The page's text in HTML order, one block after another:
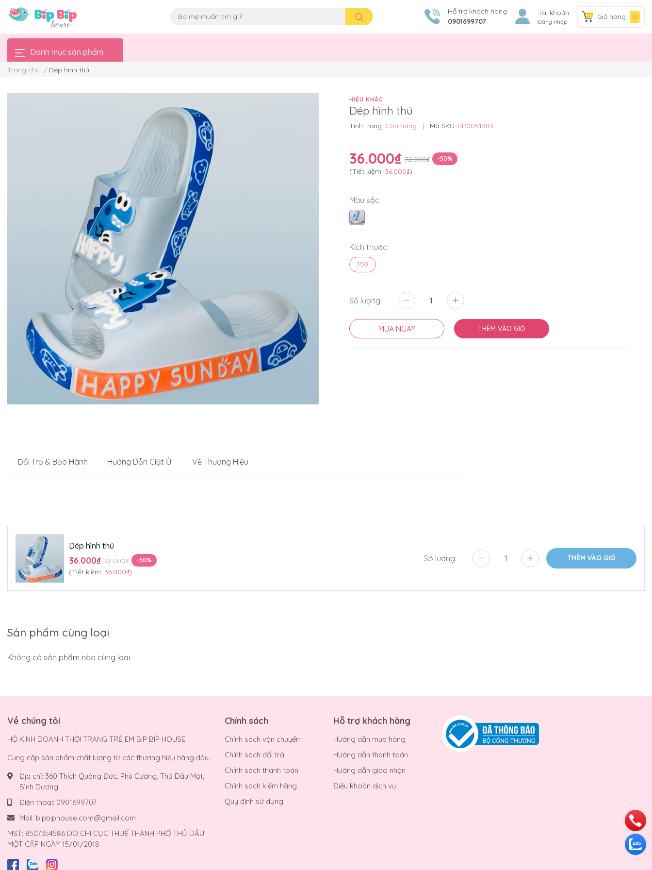
Hỗ trợ khách hàng
0901699707
Tài khoản
Đăng nhập
Giỏ hàng 0
Danh mục sản phẩm
Trang chủ / Dép hình thú
HIỆU KHÁC
Dép hình thú
Tình trạng: Còn hàng | Mã SKU: SP0051383
36.000₫ 72.000₫ -50%
(Tiết kiệm: 36.000₫)
Màu sắc:
Kích thước:
150
Số lượng:
MUA NGAY THÊM VÀO GIỎ
Đổi Trả & Bảo Hành Hướng Dẫn Giặt Ủi Về Thương Hiệu
Dép hình thú
36.000₫ 72.000₫ -50%
(Tiết kiệm: 36.000₫)
Số lượng: THÊM VÀO GIỎ
Sản phẩm cùng loại
Không có sản phẩm nào cùng loại
Về chúng tôi
HỘ KINH DOANH THỜI TRANG TRẺ EM BÍP BÍP HOUSE
Cung cấp sản phẩm chất lượng từ các thương hiệu hàng đầu.
Địa chỉ: 360 Thích Quảng Đức, Phú Cường, Thủ Dầu Một,
Bình Dương
Điện thoại: 0901699707
Mail: bipbiphouse.com@gmail.com
MST: 8507354586 DO CHI CỤC THUẾ THÀNH PHỐ THỦ DẦU
MỘT CẤP NGÀY 15/01/2018
Chính sách
Chính sách vận chuyển
Chính sách đổi trả
Chính sách thanh toán
Chính sách kiểm hàng
Quy định sử dụng
Hỗ trợ khách hàng
Hướng dẫn mua hàng
Hướng dẫn thanh toán
Hướng dẫn giao nhận
Điều khoản dịch vụ